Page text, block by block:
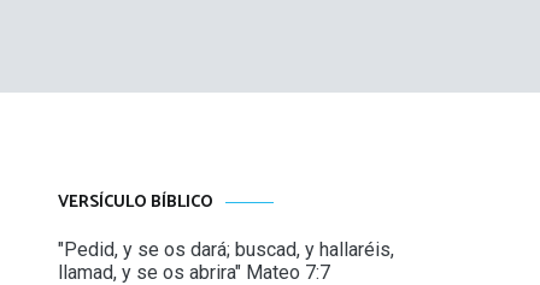
VERSÍCULO BÍBLICO
"Pedid, y se os dará; buscad, y hallaréis,
llamad, y se os abrira" Mateo 7:7